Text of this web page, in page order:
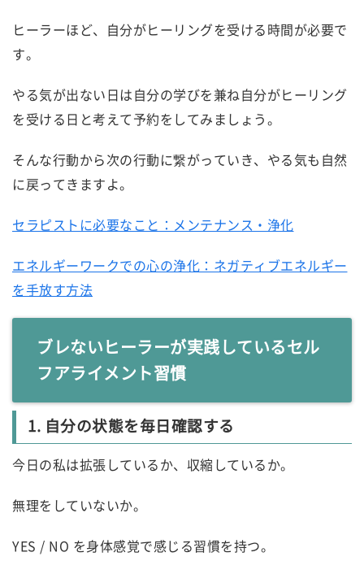
ヒーラーほど、自分がヒーリングを受ける時間が必要で
す。
やる気が出ない日は自分の学びを兼ね自分がヒーリング
を受ける日と考えて予約をしてみましょう。
そんな行動から次の行動に繋がっていき、やる気も自然
に戻ってきますよ。
セラピストに必要なこと：メンテナンス・浄化
エネルギーワークでの心の浄化：ネガティブエネルギー
を手放す方法
ブレないヒーラーが実践しているセル
フアライメント習慣
1. 自分の状態を毎日確認する
今日の私は拡張しているか、収縮しているか。
無理をしていないか。
YES / NO を身体感覚で感じる習慣を持つ。